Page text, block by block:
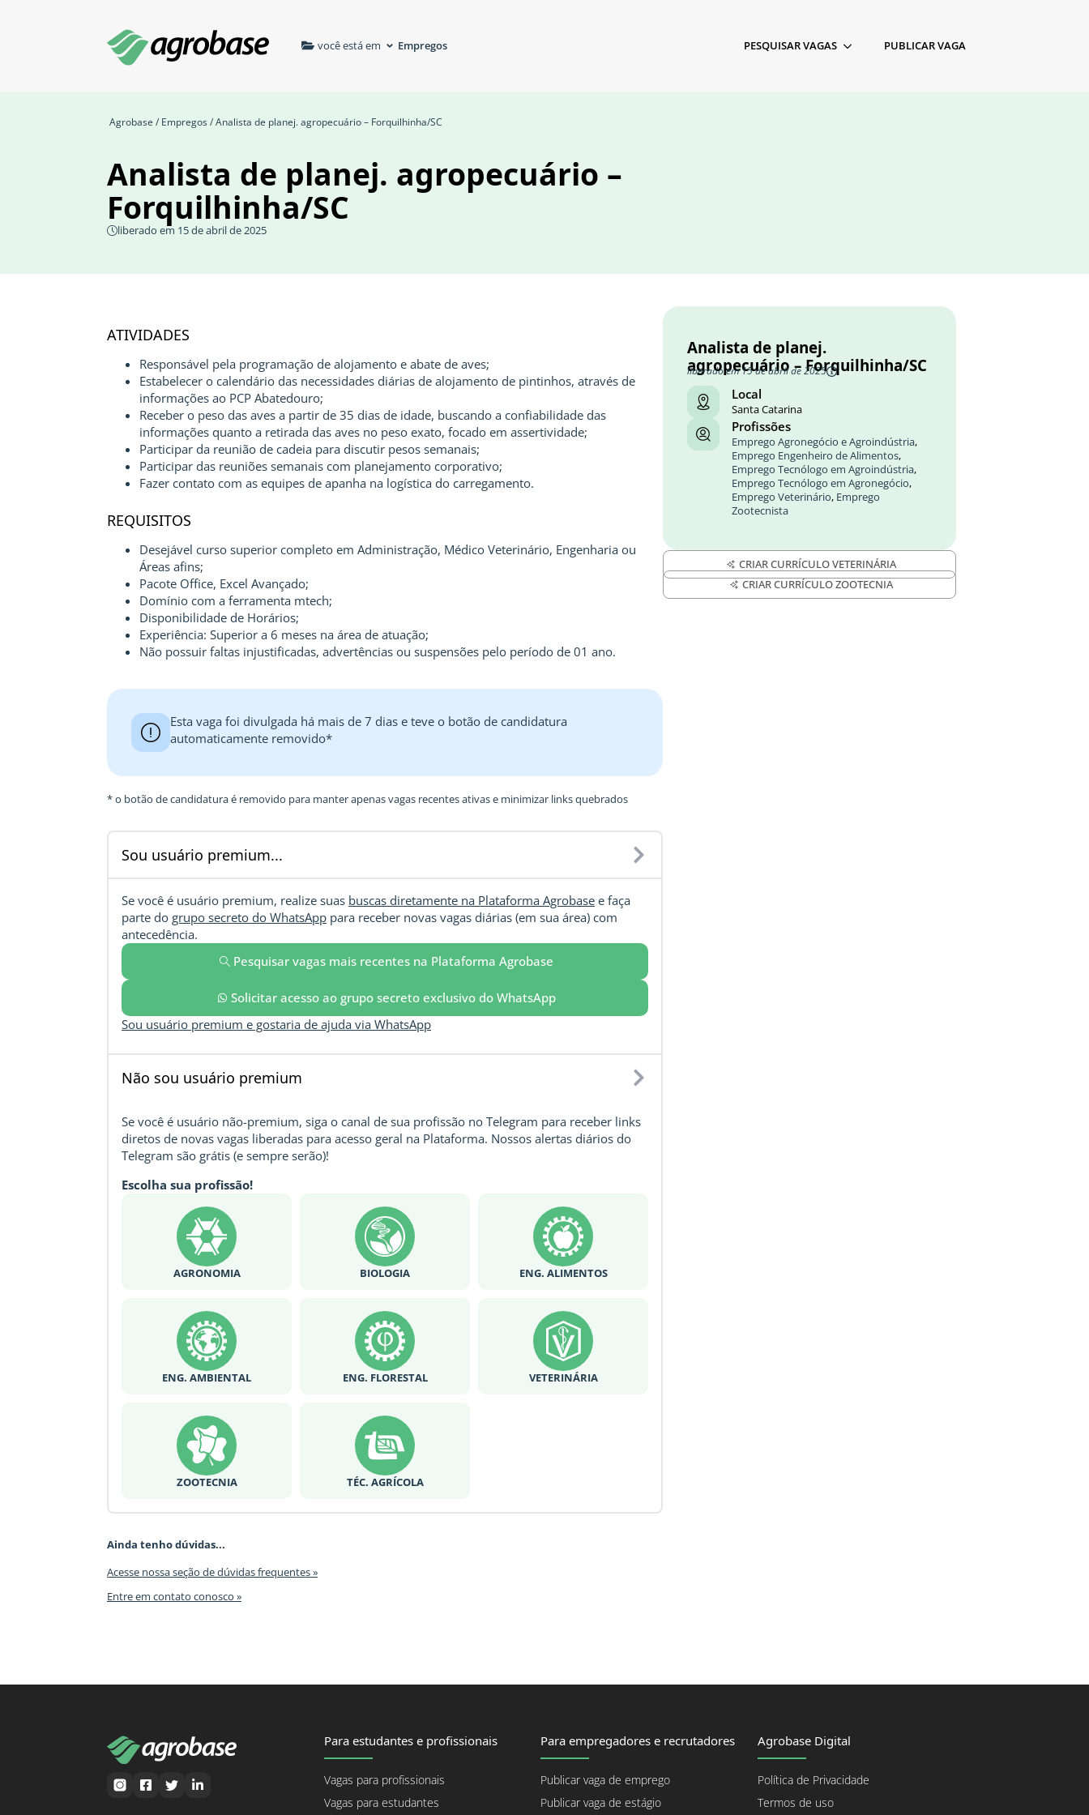
você está em Empregos PESQUISAR VAGAS PUBLICAR VAGA
Agrobase / Empregos/ Analista de planej. agropecuário – Forquilhinha/SC
Analista de planej. agropecuário –
Forquilhinha/SC
liberado em 15 de abril de 2025
ATIVIDADES
Responsável pela programação de alojamento e abate de aves;
Estabelecer o calendário das necessidades diárias de alojamento de pintinhos, através de
informações ao PCP Abatedouro;
Receber o peso das aves a partir de 35 dias de idade, buscando a confiabilidade das
informações quanto a retirada das aves no peso exato, focado em assertividade;
Participar da reunião de cadeia para discutir pesos semanais;
Participar das reuniões semanais com planejamento corporativo;
Fazer contato com as equipes de apanha na logística do carregamento.
REQUISITOS
Desejável curso superior completo em Administração, Médico Veterinário, Engenharia ou
Áreas afins;
Pacote Office, Excel Avançado;
Domínio com a ferramenta mtech;
Disponibilidade de Horários;
Experiência: Superior a 6 meses na área de atuação;
Não possuir faltas injustificadas, advertências ou suspensões pelo período de 01 ano.
Esta vaga foi divulgada há mais de 7 dias e teve o botão de candidatura
automaticamente removido*
* o botão de candidatura é removido para manter apenas vagas recentes ativas e minimizar links quebrados
Sou usuário premium...
Se você é usuário premium, realize suas buscas diretamente na Plataforma Agrobase e faça
parte do grupo secreto do WhatsApp para receber novas vagas diárias (em sua área) com
antecedência.
Pesquisar vagas mais recentes na Plataforma Agrobase
Solicitar acesso ao grupo secreto exclusivo do WhatsApp
Sou usuário premium e gostaria de ajuda via WhatsApp
Não sou usuário premium
Se você é usuário não-premium, siga o canal de sua profissão no Telegram para receber links
diretos de novas vagas liberadas para acesso geral na Plataforma. Nossos alertas diários do
Telegram são grátis (e sempre serão)!
Escolha sua profissão!
AGRONOMIA BIOLOGIA ENG. ALIMENTOS
ENG. AMBIENTAL ENG. FLORESTAL VETERINÁRIA
ZOOTECNIA TÉC. AGRÍCOLA
Ainda tenho dúvidas...
Acesse nossa seção de dúvidas frequentes »
Entre em contato conosco »
Analista de planej.
agropecuário – Forquilhinha/SC
liberado em 15 de abril de 2025
Local
Santa Catarina
Profissões
Emprego Agronegócio e Agroindústria,
Emprego Engenheiro de Alimentos,
Emprego Tecnólogo em Agroindústria,
Emprego Tecnólogo em Agronegócio,
Emprego Veterinário, Emprego
Zootecnista
CRIAR CURRÍCULO VETERINÁRIA
CRIAR CURRÍCULO ZOOTECNIA
Para estudantes e profissionais
Vagas para profissionais
Vagas para estudantes
Para empregadores e recrutadores
Publicar vaga de emprego
Publicar vaga de estágio
Agrobase Digital
Política de Privacidade
Termos de uso